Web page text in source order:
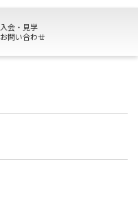
入会・見学
お問い合わせ